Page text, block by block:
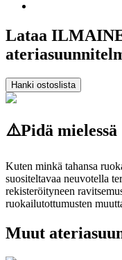
Lataa
Hanki ostoslista
⚠️Pidä mielessä
Kuten minkä tahansa
suositeltavaa neuvotella
rekisteröityneen
ruokailutottumusten
Muut